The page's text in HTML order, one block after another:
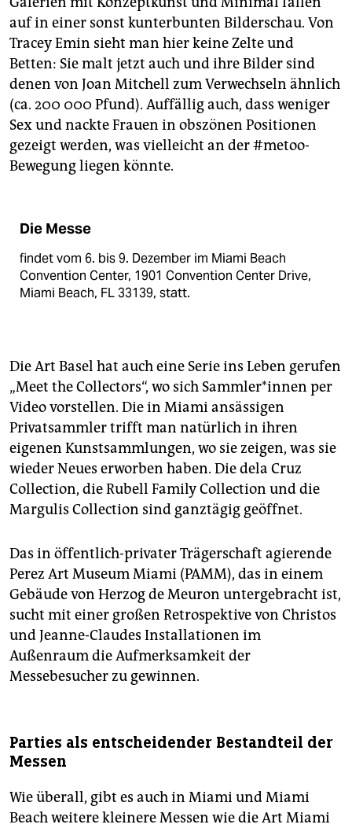
auf in einer sonst kunterbunten Bilderschau. Von
Tracey Emin sieht man hier keine Zelte und
Betten: Sie malt jetzt auch und ihre Bilder sind
denen von Joan Mitchell zum Verwechseln ähnlich
(ca. 200 000 Pfund). Auffällig auch, dass weniger
Sex und nackte Frauen in obszönen Positionen
gezeigt werden, was vielleicht an der #metoo-
Bewegung liegen könnte.
Die Messe
findet vom 6. bis 9. Dezember im Miami Beach
Convention Center, 1901 Convention Center Drive,
Miami Beach, FL 33139, statt.
Die Art Basel hat auch eine Serie ins Leben gerufen
„Meet the Collectors“, wo sich Sammler*innen per
Video vorstellen. Die in Miami ansässigen
Privatsammler trifft man natürlich in ihren
eigenen Kunstsammlungen, wo sie zeigen, was sie
wieder Neues erworben haben. Die dela Cruz
Collection, die Rubell Family Collection und die
Margulis Collection sind ganztägig geöffnet.
Das in öffentlich-privater Trägerschaft agierende
Perez Art Museum Miami (PAMM), das in einem
Gebäude von Herzog de Meuron untergebracht ist,
sucht mit einer großen Retrospektive von Christos
und Jeanne-Claudes Installationen im
Außenraum die Aufmerksamkeit der
Messebesucher zu gewinnen.
Parties als entscheidender Bestandteil der
Messen
Wie überall, gibt es auch in Miami und Miami
Beach weitere kleinere Messen wie die Art Miami